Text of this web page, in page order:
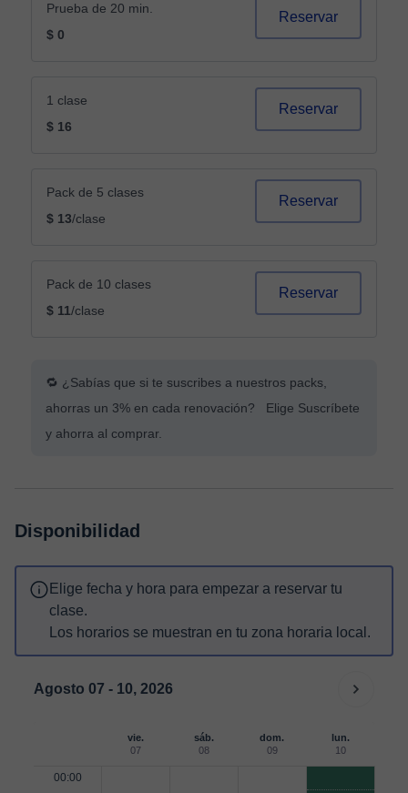
Prueba de 20 min.
$ 0
Reservar
1 clase
$ 16
Reservar
Pack de 5 clases
$ 13/clase
Reservar
Pack de 10 clases
$ 11/clase
Reservar
🔁 ¿Sabías que si te suscribes a nuestros packs,
ahorras un 3% en cada renovación? Elige Suscríbete
y ahorra al comprar.
Disponibilidad
Elige fecha y hora para empezar a reservar tu
clase.
Los horarios se muestran en tu zona horaria local.
Agosto 07 - 10, 2026
vie.
07
sáb.
08
dom.
09
lun.
10
00:00